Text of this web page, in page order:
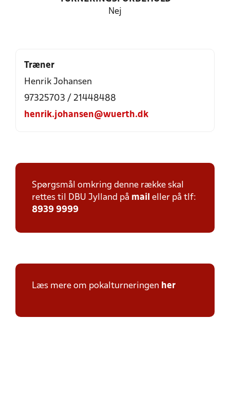
Nej
Træner
Henrik Johansen
97325703 / 21448488
henrik.johansen@wuerth.dk
Spørgsmål omkring denne række skal
rettes til DBU Jylland på mail eller på tlf:
8939 9999
Læs mere om pokalturneringen her